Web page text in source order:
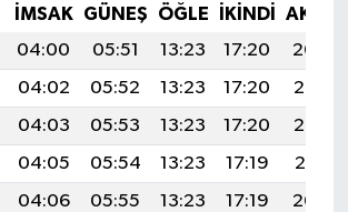
İMSAK GÜNEŞ ÖĞLE İKINDI
04:00 05:51 13:23 17:20
20:44
04:02 05:52 13:23 17:20
20:43
04:03 05:53 13:23 17:20
20:42
04:05 05:54 13:23 17:19
20:41
04:06 05:55 13:23 17:19
20:40